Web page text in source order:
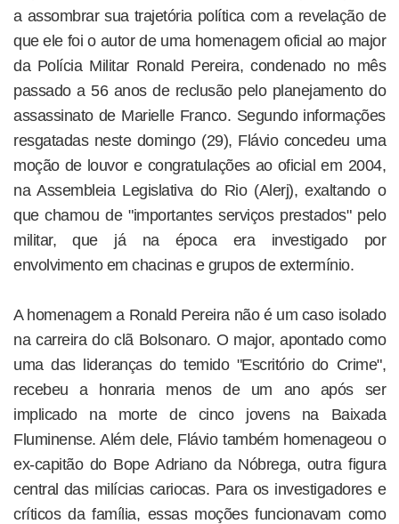
a assombrar sua trajetória política com a revelação de
que ele foi o autor de uma homenagem oficial ao major
da Polícia Militar Ronald Pereira, condenado no mês
passado a 56 anos de reclusão pelo planejamento do
assassinato de Marielle Franco. Segundo informações
resgatadas neste domingo (29), Flávio concedeu uma
moção de louvor e congratulações ao oficial em 2004,
na Assembleia Legislativa do Rio (Alerj), exaltando o
que chamou de "importantes serviços prestados" pelo
militar, que já na época era investigado por
envolvimento em chacinas e grupos de extermínio.
A homenagem a Ronald Pereira não é um caso isolado
na carreira do clã Bolsonaro. O major, apontado como
uma das lideranças do temido "Escritório do Crime",
recebeu a honraria menos de um ano após ser
implicado na morte de cinco jovens na Baixada
Fluminense. Além dele, Flávio também homenageou o
ex-capitão do Bope Adriano da Nóbrega, outra figura
central das milícias cariocas. Para os investigadores e
críticos da família, essas moções funcionavam como